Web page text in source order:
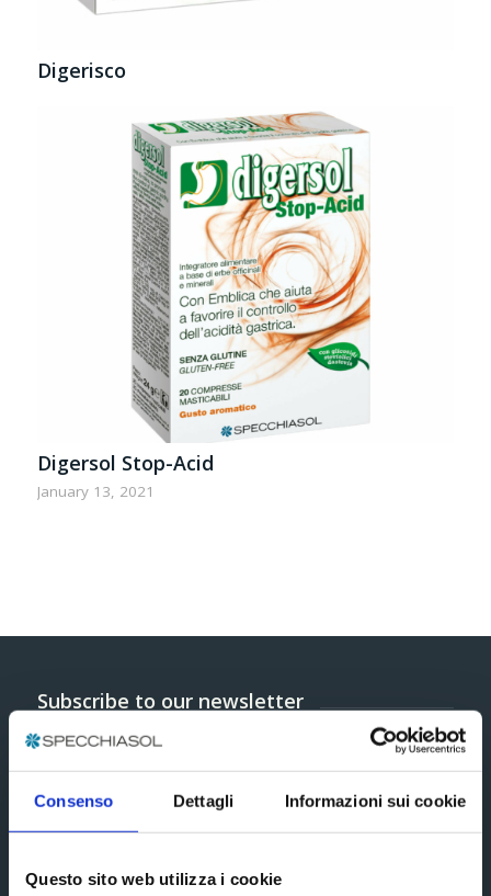
Consenso Dettagli Informazioni sui cookie
Questo sito web utilizza i cookie
Digerisco
Digersol Stop-Acid
January 13, 2021
Subscribe to our newsletter